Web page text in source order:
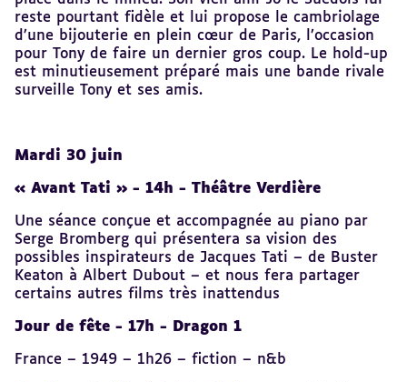
reste pourtant fidèle et lui propose le cambriolage
d’une bijouterie en plein cœur de Paris, l’occasion
pour Tony de faire un dernier gros coup. Le hold-up
est minutieusement préparé mais une bande rivale
surveille Tony et ses amis.
Mardi 30 juin
« Avant Tati » - 14h - Théâtre Verdière
Une séance conçue et accompagnée au piano par
Serge Bromberg qui présentera sa vision des
possibles inspirateurs de Jacques Tati – de Buster
Keaton à Albert Dubout – et nous fera partager
certains autres films très inattendus
Jour de fête - 17h - Dragon 1
France – 1949 – 1h26 – fiction – n&b